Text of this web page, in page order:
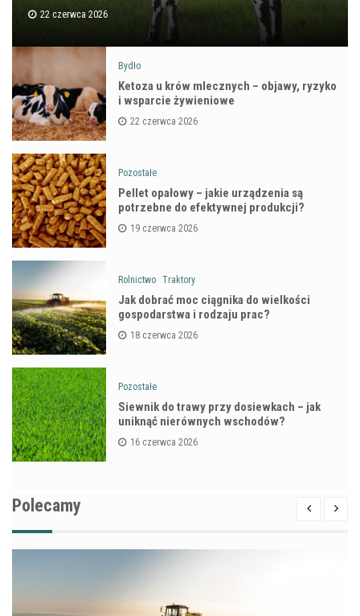
22 czerwca 2026
Bydło
Ketoza u krów mlecznych – objawy, ryzyko
i wsparcie żywieniowe
22 czerwca 2026
Pozostałe
Pellet opałowy – jakie urządzenia są
potrzebne do efektywnej produkcji?
19 czerwca 2026
Rolnictwo Traktory
Jak dobrać moc ciągnika do wielkości
gospodarstwa i rodzaju prac?
18 czerwca 2026
Pozostałe
Siewnik do trawy przy dosiewkach – jak
uniknąć nierównych wschodów?
16 czerwca 2026
Polecamy